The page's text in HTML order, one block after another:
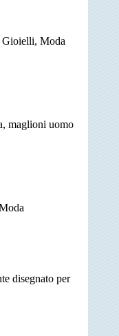
Gioielli, Moda
maglioni uomo
disegnato per